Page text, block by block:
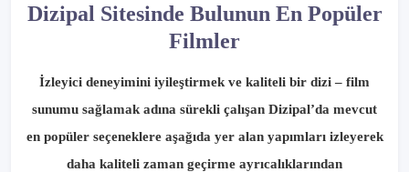
Dizipal Sitesinde Bulunun En Popüler
Filmler
İzleyici deneyimini iyileştirmek ve kaliteli bir dizi – film
sunumu sağlamak adına sürekli çalışan Dizipal’da mevcut
en popüler seçeneklere aşağıda yer alan yapımları izleyerek
daha kaliteli zaman geçirme ayrıcalıklarından